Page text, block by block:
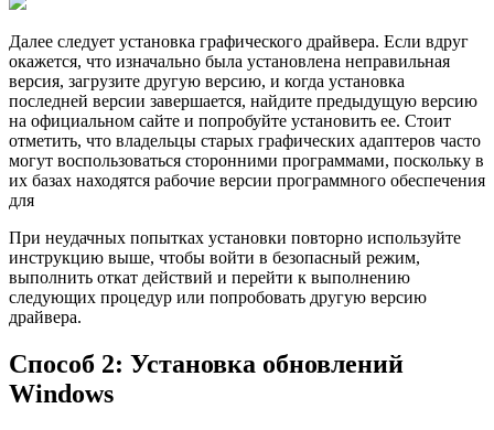
Далее следует установка графического драйвера. Если вдруг
окажется, что изначально была установлена неправильная
версия, загрузите другую версию, и когда установка
последней версии завершается, найдите предыдущую версию
на официальном сайте и попробуйте установить ее. Стоит
отметить, что владельцы старых графических адаптеров часто
могут воспользоваться сторонними программами, поскольку в
их базах находятся рабочие версии программного обеспечения
для
При неудачных попытках установки повторно используйте
инструкцию выше, чтобы войти в безопасный режим,
выполнить откат действий и перейти к выполнению
следующих процедур или попробовать другую версию
драйвера.
Способ 2: Установка обновлений
Windows